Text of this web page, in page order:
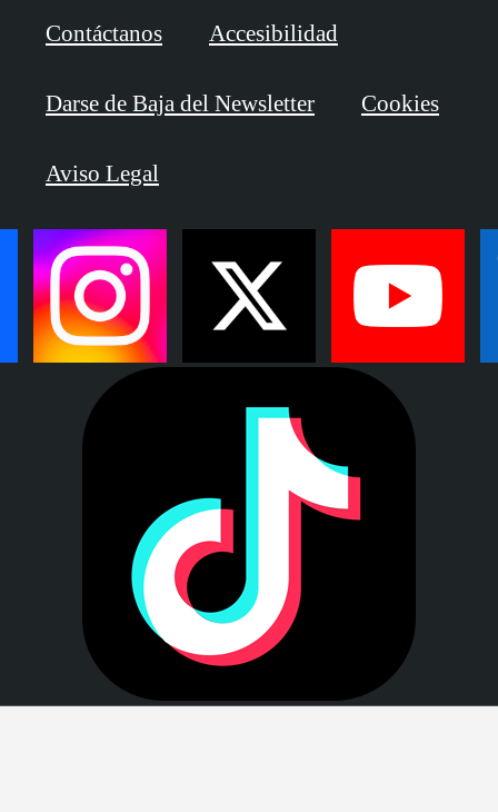
Contáctanos Accesibilidad
Darse de Baja del Newsletter Cookies
Aviso Legal